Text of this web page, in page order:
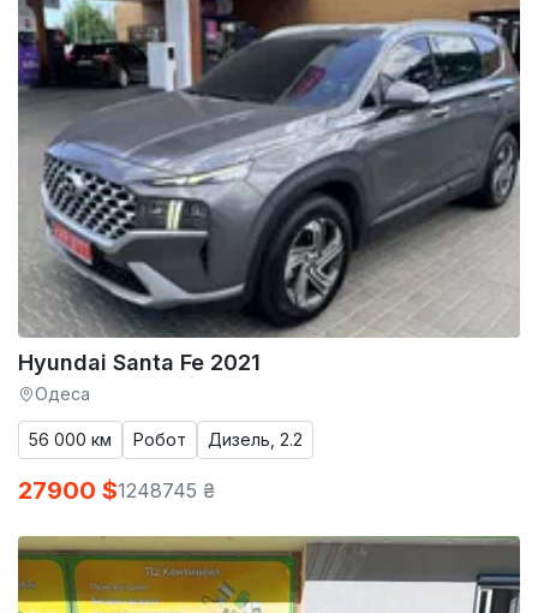
Hyundai Santa Fe 2021
Одеса
56 000 км Робот Дизель, 2.2
27900 $1248745 ₴